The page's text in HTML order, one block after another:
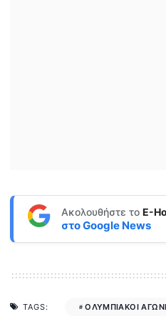
Ακολουθήστε το E-
στοGoogle News
TAGS: ΟΛΥΜΠΙΑΚΟΙ